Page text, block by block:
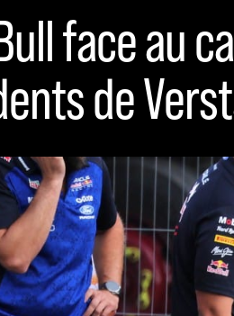
face au
de